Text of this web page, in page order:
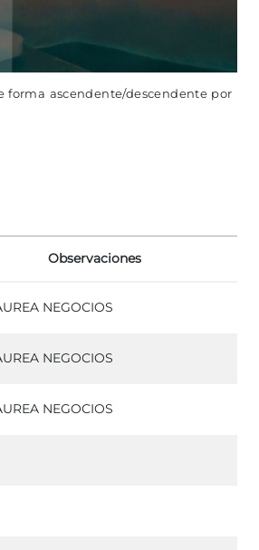
forma ascendente/descendente por
Observaciones
NEGOCIOS
NEGOCIOS
NEGOCIOS